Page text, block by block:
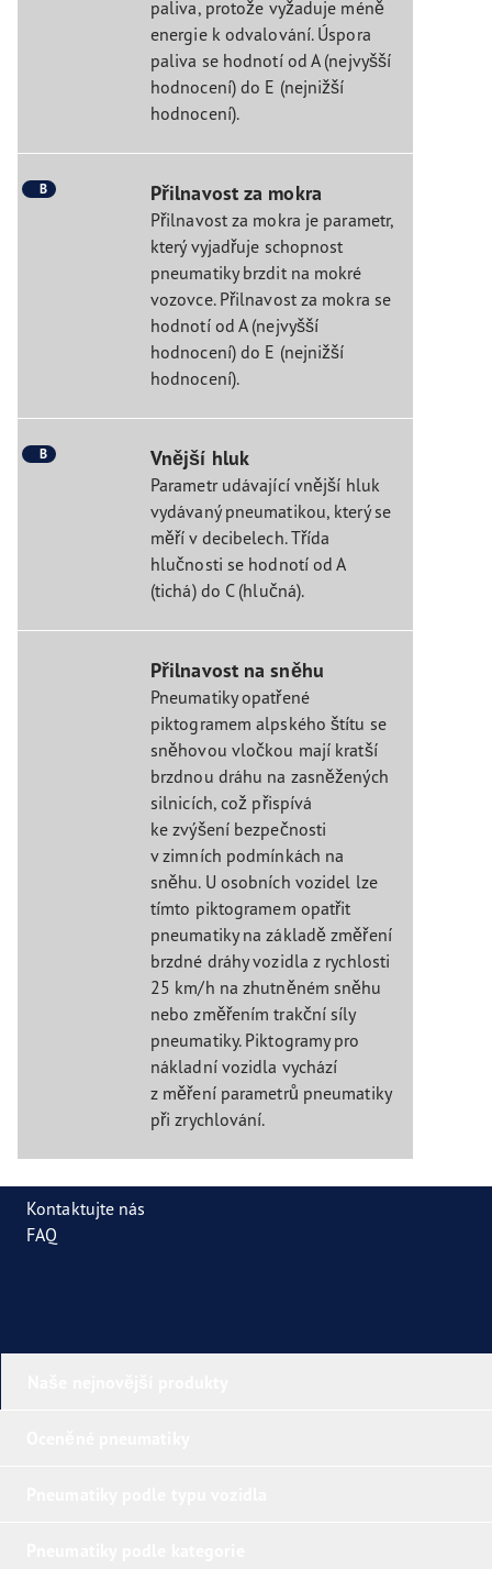
paliva, protože vyžaduje méně
energie k odvalování. Úspora
paliva se hodnotí od A (nejvyšší
hodnocení) do E (nejnižší
hodnocení).
B Přilnavost za mokra
Přilnavost za mokra je parametr,
který vyjadřuje schopnost
pneumatiky brzdit na mokré
vozovce. Přilnavost za mokra se
hodnotí od A (nejvyšší
hodnocení) do E (nejnižší
hodnocení).
B Vnější hluk
Parametr udávající vnější hluk
vydávaný pneumatikou, který se
měří v decibelech. Třída
hlučnosti se hodnotí od A
(tichá) do C (hlučná).
Přilnavost na sněhu
Pneumatiky opatřené
piktogramem alpského štítu se
sněhovou vločkou mají kratší
brzdnou dráhu na zasněžených
silnicích, což přispívá
ke zvýšení bezpečnosti
v zimních podmínkách na
sněhu. U osobních vozidel lze
tímto piktogramem opatřit
pneumatiky na základě změření
brzdné dráhy vozidla z rychlosti
25 km/h na zhutněném sněhu
nebo změřením trakční síly
pneumatiky. Piktogramy pro
nákladní vozidla vychází
z měření parametrů pneumatiky
při zrychlování.
Kontaktujte nás
FAQ